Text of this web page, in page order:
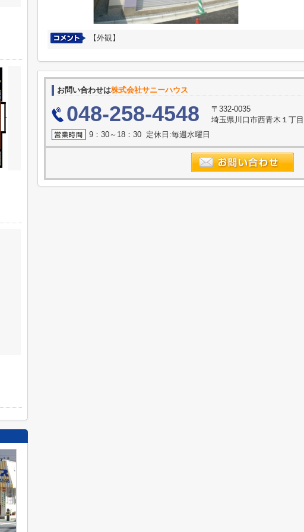
【外観】
お問い合わせは株式会社サニーハウス
048-258-4548
〒332-0035
埼玉県川口市西青木１丁
9：30～18：30 定休日:毎週水曜日